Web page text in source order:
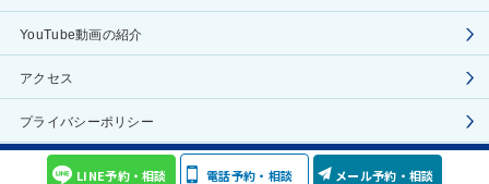
YouTube動画の紹介
アクセス
プライバシーポリシー
COPYRIGHT(C) Aoyama Celes Clinic ALL RIGHTS RESERVED
LINE予約・相談 電話予約・相談 メール予約・相談